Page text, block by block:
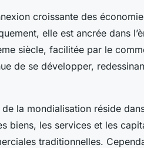
croissante des
elle est ancrée dans
siècle, facilitée par le
de se développer,
la mondialisation réside
biens, les services et les
traditionnelles.